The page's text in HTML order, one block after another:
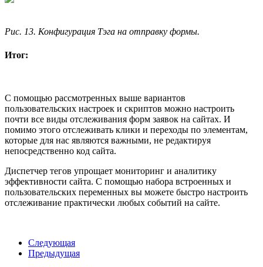
Рис. 13. Конфигурация Тэга на отправку формы.
Итог:
С помощью рассмотренных выше вариантов
пользовательских настроек и скриптов можно настроить
почти все виды отслеживания форм заявок на сайтах. И
помимо этого отслеживать клики и переходы по элементам,
которые для нас являются важными, не редактируя
непосредственно код сайта.
Диспетчер тегов упрощает мониторинг и аналитику
эффективности сайта. С помощью набора встроенных и
пользовательских переменных вы можете быстро настроить
отслеживание практически любых событий на сайте.
Следующая
Предыдущая